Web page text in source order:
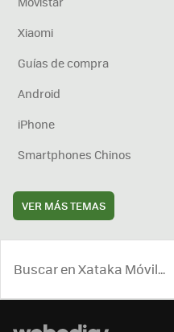
Xiaomi
Guías de compra
Android
iPhone
Smartphones Chinos
VER MÁS TEMAS